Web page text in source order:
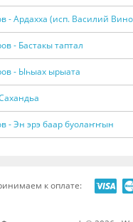
- Ардахха (исп. Василий
- Бастакы таптал
- Ыһыах ырыата
- Эн эрэ баар буолаҥҥын
к оплате: